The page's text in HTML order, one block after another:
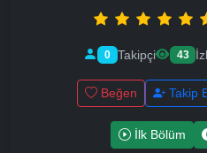
0 Takipçi 43
Beğen Takip
İlk Bölüm